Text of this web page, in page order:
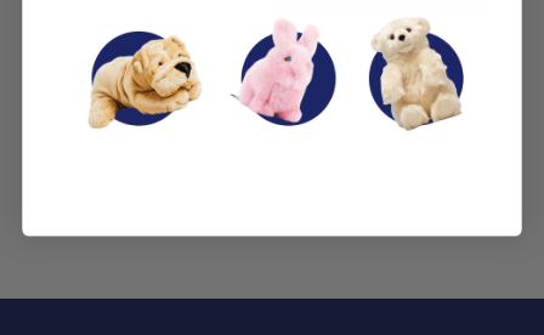
Mon Dinosaure Willy
195.00€
Mon Ours Jules Rouge
À partir de145.00€